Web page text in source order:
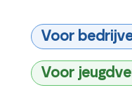
Voor